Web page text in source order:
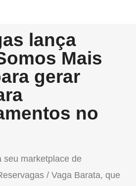
lança
Mais
gerar
no
seu marketplace de
/ Vaga Barata, que